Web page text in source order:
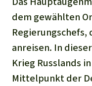
dem gewählten
Regierungschefs,
anreisen. In
Krieg Russlands
Mittelpunkt der